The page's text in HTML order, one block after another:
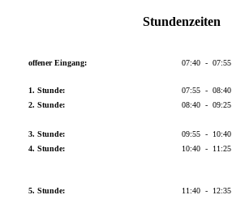
Stundenzeiten
offener Eingang:
1. Stunde:
2. Stunde:
3. Stunde:
4. Stunde:
5. Stunde:
07:40 - 07:55
07:55 - 08:40
08:40 - 09:25
09:55 - 10:40
10:40 - 11:25
11:40 - 12:35